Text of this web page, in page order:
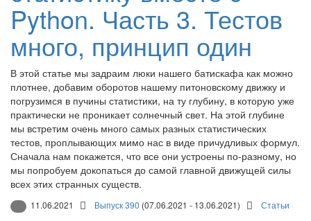
Python. Часть 3. Тестов
много, принцип один
В этой статье мы задраим люки нашего батискафа как можно
плотнее, добавим оборотов нашему питоновскому движку и
погрузимся в пучины статистики, на ту глубину, в которую уже
практически не проникает солнечный свет. На этой глубине
мы встретим очень много самых разных статистических
тестов, проплывающих мимо нас в виде причудливых формул.
Сначала нам покажется, что все они устроены по-разному, но
мы попробуем докопаться до самой главной движущей силы
всех этих странных существ.
11.06.2021 Выпуск 390 (07.06.2021 - 13.06.2021) Статьи